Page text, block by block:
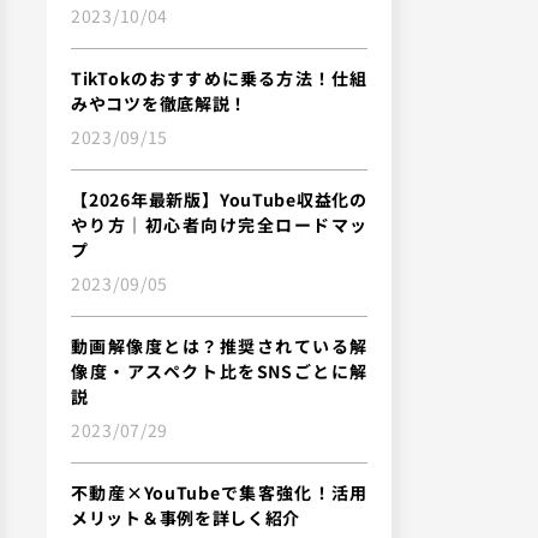
2023/10/04
TikTokのおすすめに乗る方法！仕組
みやコツを徹底解説！
2023/09/15
【2026年最新版】YouTube収益化の
やり方｜初心者向け完全ロードマッ
プ
2023/09/05
動画解像度とは？推奨されている解
像度・アスペクト比をSNSごとに解
説
2023/07/29
不動産×YouTubeで集客強化！活用
メリット＆事例を詳しく紹介